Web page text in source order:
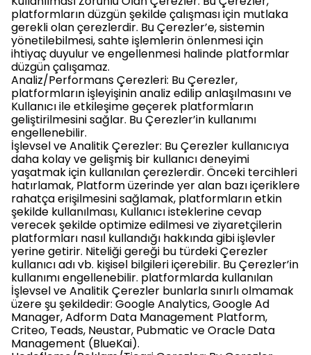
platformların düzgün şekilde çalışması için mutlaka
gerekli olan çerezlerdir. Bu Çerezler’e, sistemin
yönetilebilmesi, sahte işlemlerin önlenmesi için
ihtiyaç duyulur ve engellenmesi halinde platformlar
düzgün çalışamaz.
Analiz/Performans Çerezleri: Bu Çerezler,
platformların işleyişinin analiz edilip anlaşılmasını ve
Kullanıcı ile etkileşime geçerek platformların
geliştirilmesini sağlar. Bu Çerezler’in kullanımı
engellenebilir.
İşlevsel ve Analitik Çerezler: Bu Çerezler kullanıcıya
daha kolay ve gelişmiş bir kullanıcı deneyimi
yaşatmak için kullanılan çerezlerdir. Önceki tercihleri
hatırlamak, Platform üzerinde yer alan bazı içeriklere
rahatça erişilmesini sağlamak, platformların etkin
şekilde kullanılması, Kullanıcı isteklerine cevap
verecek şekilde optimize edilmesi ve ziyaretçilerin
platformları nasıl kullandığı hakkında gibi işlevler
yerine getirir. Niteliği gereği bu türdeki Çerezler
kullanıcı adı vb. kişisel bilgileri içerebilir. Bu Çerezler’in
kullanımı engellenebilir. platformlarda kullanılan
İşlevsel ve Analitik Çerezler bunlarla sınırlı olmamak
üzere şu şekildedir: Google Analytics, Google Ad
Manager, Adform Data Management Platform,
Criteo, Teads, Neustar, Pubmatic ve Oracle Data
Management (BlueKai).